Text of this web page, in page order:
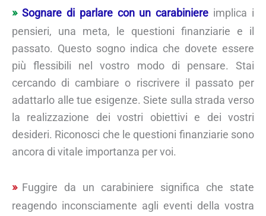
Sognare di parlare con un carabiniere implica i
pensieri, una meta, le questioni finanziarie e il
passato. Questo sogno indica che dovete essere
più flessibili nel vostro modo di pensare. Stai
cercando di cambiare o riscrivere il passato per
adattarlo alle tue esigenze. Siete sulla strada verso
la realizzazione dei vostri obiettivi e dei vostri
desideri. Riconosci che le questioni finanziarie sono
ancora di vitale importanza per voi.
Fuggire da un carabiniere significa che state
reagendo inconsciamente agli eventi della vostra